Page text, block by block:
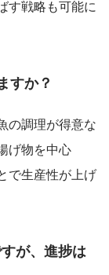
す戦略も可能に
すか？
の調理が得意な
げ物を中心
で生産性が上げ
が、進捗は